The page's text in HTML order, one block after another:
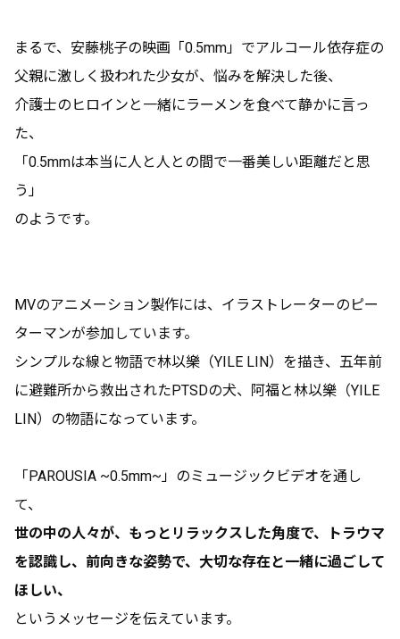
まるで、安藤桃子の映画「0.5mm」でアルコール依存症の
父親に激しく扱われた少女が、悩みを解決した後、
介護士のヒロインと一緒にラーメンを食べて静かに言っ
た、
「0.5mmは本当に人と人との間で一番美しい距離だと思
う」
のようです。
MVのアニメーション製作には、イラストレーターのピー
ターマンが参加しています。
シンプルな線と物語で林以樂（YILE LIN）を描き、五年前
に避難所から救出されたPTSDの犬、阿福と林以樂（YILE
LIN）の物語になっています。
「PAROUSIA ~0.5mm~」のミュージックビデオを通し
て、
世の中の人々が、もっとリラックスした角度で、トラウマ
を認識し、前向きな姿勢で、大切な存在と一緒に過ごして
ほしい、
というメッセージを伝えています。